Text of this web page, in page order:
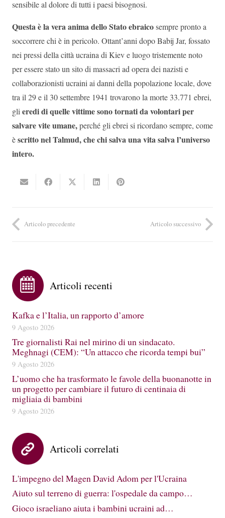
sensibile al dolore di tutti i paesi bisognosi.
Questa è la vera anima dello Stato ebraicosempre pronto a
soccorrere chi è in pericolo. Ottant’anni dopo Babij Jar, fossato
nei pressi della città ucraina di Kiev e luogo tristemente noto
per essere stato un sito di massacri ad opera dei nazisti e
collaborazionisti ucraini ai danni della popolazione locale, dove
tra il 29 e il 30 settembre 1941 trovarono la morte 33.771 ebrei,
glieredi di quelle vittime sono tornati da volontari per
salvare vite umane,perché gli ebrei si ricordano sempre, come
èscritto nel Talmud, che chi salva una vita salva l’universo
intero.
Articolo precedente Articolo successivo
Articoli recenti
Kafka e l’Italia, un rapporto d’amore
9 Agosto 2026
Tre giornalisti Rai nel mirino di un sindacato.
Meghnagi (CEM): “Un attacco che ricorda tempi bui”
9 Agosto 2026
L’uomo che ha trasformato le favole della buonanotte in
un progetto per cambiare il futuro di centinaia di
migliaia di bambini
9 Agosto 2026
Articoli correlati
L'impegno del Magen David Adom per l'Ucraina
Aiuto sul terreno di guerra: l'ospedale da campo…
Gioco israeliano aiuta i bambini ucraini ad…